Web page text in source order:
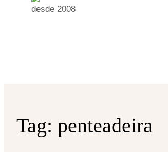
desde 2008
Tag: penteadeira